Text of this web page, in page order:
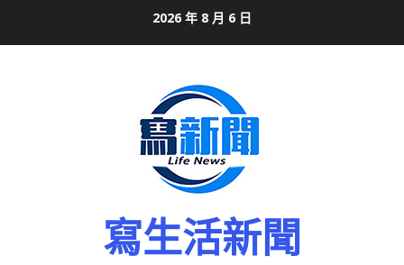
2026 年 8 月 6 日
寫生活新聞